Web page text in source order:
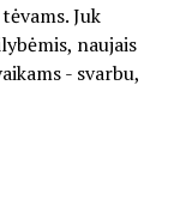
Juk
naujais
- svarbu,